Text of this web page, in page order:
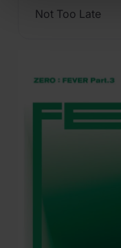
Not Too Late